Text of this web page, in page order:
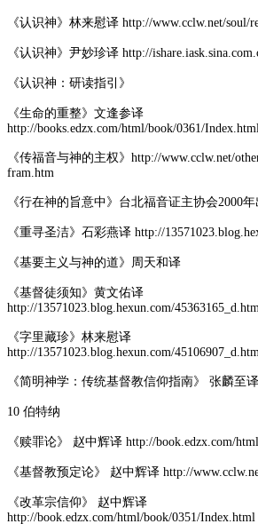
《认识神》林来慰译 http://www.cclw.net/soul/
《认识神》尹妙珍译 http://
《认识神：研读指引》
《生命的重整》文逢参译
http://books.edzx.com/html/book/0361/
《传福音与神的主权》http://www.cclw.net/
fram.htm
《行在神的旨意中》台北福音证主协会2000年
《重寻圣洁》石彩燕译 http://
《基要主义与神的道》周天和译
《基督徒须知》黄文佑译
http://13571023.blog.hexun.com/
《字里藏珍》林来慰译
http://13571023.blog.hexun.com/
《简明神学：传统基督教信仰指南》 张麟至译
10 伯特纳
《赎罪论》 赵中辉译 http://book.edzx.com/
《基督教预定论》 赵中辉译 http://
《改革宗信仰》 赵中辉译
http://book.edzx.com/html/book/0351/Index.html